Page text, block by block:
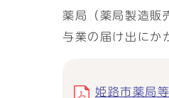
薬局（薬局製造販
与業の届け出にか
姫路市薬局